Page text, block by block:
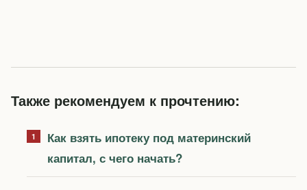
Также рекомендуем к прочтению:
Как взять ипотеку под материнский
капитал, с чего начать?